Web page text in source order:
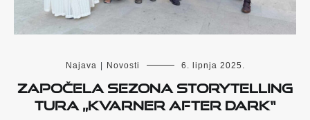
Najava Novosti 6. lipnja 2025.
Započela sezona storytelling
tura „Kvarner After Dark“